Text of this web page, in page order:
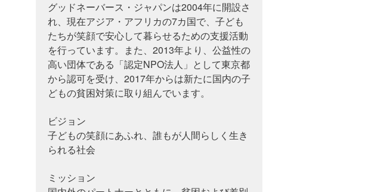
グッドネーバース・ジャパンは2004年に開設さ
れ、現在アジア・アフリカの7カ国で、子ども
たちが笑顔で安心して暮らせるための支援活動
を行っています。また、2013年より、公益性の
高い団体である「認定NPO法人」として東京都
から認可を受け、2017年からは新たに国内の子
どもの貧困対策に取り組んでいます。
ビジョン
子どもの笑顔にあふれ、誰もが人間らしく生き
られる社会
ミッション